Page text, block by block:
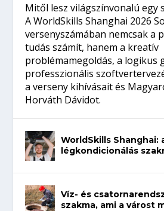
Mitől lesz világszínvonalú egy
A WorldSkills Shanghai 2026
versenyszámában nemcsak a
tudás számít, hanem a kreatív
problémamegoldás, a logikus
professzionális
a verseny kihívásait és
Horváth Dávidot.
WorldSkills Shanghai:
légkondicionálás
Víz- és
szakma, ami a várost